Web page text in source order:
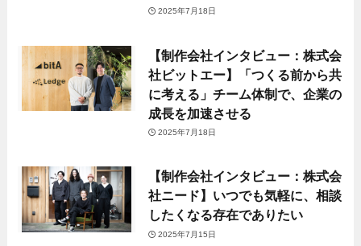
2025年7月18日
【制作会社インタビュー：株式会
社ビットエー】「つくる前から共
に考える」チーム体制で、企業の
成長を加速させる
2025年7月18日
【制作会社インタビュー：株式会
社ニード】いつでも気軽に、相談
したくなる存在でありたい
2025年7月15日